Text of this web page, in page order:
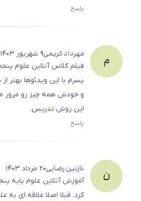
پاسخ
م مهردادکریمی۹ شهریور ۱۴۰۳
فیلم کلاس آنلاین علوم
پسرم با این ویدئوها
و خودش همه چیز رو مرور
این روش تدریس.
پاسخ
ن نازنینرضایی۲۰ مرداد ۱۴۰۳
آموزش آنلاین علوم پایه
کرد. قبلا اصلا علاقه ‌ای به